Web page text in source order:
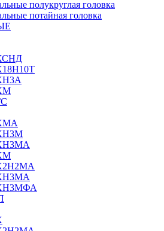
полукруглая головка
потайная головка